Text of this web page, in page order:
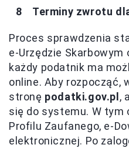
Terminy zwrotu
Proces sprawdzenia
e-Urzędzie Skarbowym
każdy podatnik ma
online. Aby rozpocząć,
stronę podatki.gov.pl,
się do systemu. W tym
Profilu Zaufanego, e-
elektronicznej. Po